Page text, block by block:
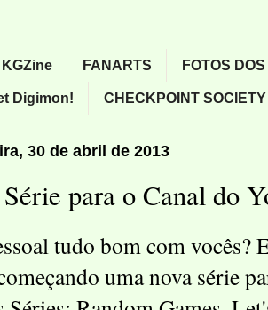
KGZine FANARTS FOTOS
Digimon! CHECKPOINT SOCIETY
30 de abril de 2013
para o Canal do
tudo bom com vocês?
uma nova série